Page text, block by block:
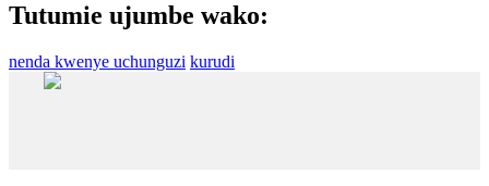
Tutumie ujumbe wako:
nenda kwenye uchunguzi kurudi